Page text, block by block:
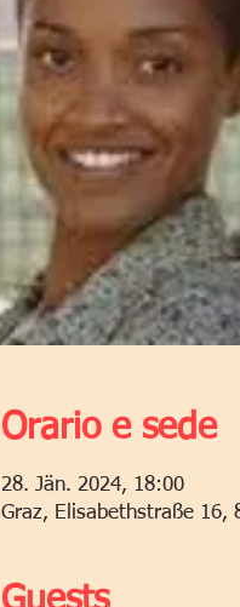
Orario e sede
28. Jän. 2024, 18:00
Graz, Elisabethstraße 16,